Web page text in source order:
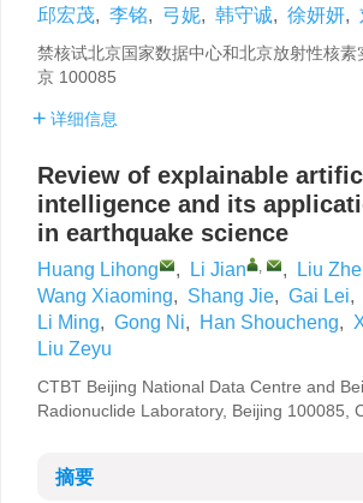
邱宏茂, 李铭, 弓妮, 韩守诚, 徐妍妍,
禁核试北京国家数据中心和北京放射性核素
京 100085
详细信息
Review of explainable
intelligence and its
in earthquake science
Huang Lihong , Li Jian , , Liu
Wang Xiaoming, Shang Jie, Gai Lei,
Li Ming, Gong Ni, Han Shoucheng,
Liu Zeyu
CTBT Beijing National Data Centre and
Radionuclide Laboratory, Beijing 100085,
摘要